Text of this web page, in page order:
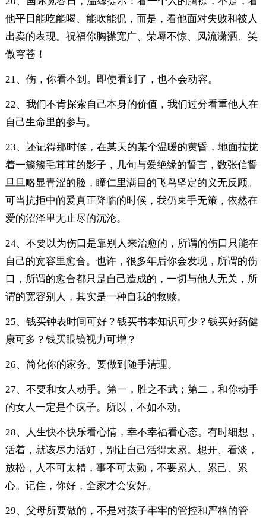
他平日能吃能喝、能吹能侃，而是，看他面对失败和被人
出卖的表现。祝福你胸襟宽广、荣辱不惊、风流潇洒、笑
傲穹苍！
21、伤，你看不到。即使看到了，也不会动容。
22、我们不肯探索自己本身的价值，我们过分看重他人在
自己生命里的参与。
23、还记得那时候，在某天的某个温暖的黄昏，地面拉拢
着一簇簇毛茸茸的影子，几句与爱绝缘的誓言，数张信誓
旦旦略显青涩的脸，瞳仁里满目的飞鸟坚定的义无反顾。
可当抗拒中的爱真正降临的时候，我仍束手无策，依然在
爱的沼泽里无止尽的沉沦。
24、不要以为伤口是靠别人来治愈的，所谓的伤口只能在
自己的宽容里愈合。也许，很多年后你会发现，所谓的伤
口，所谓的愈合都只是自己造成的，一切与他人无关，所
谓的宽容别人，其实是一种自我的救赎。
25、钱买钟表时间可好？钱买书本知识可少？钱买好药健
康可多？钱买眼镜视力可增？
26、简化你的家务。要做到随手清理。
27、不要和女人动手。第一，胜之不武；第二，和你动手
的女人一定是个疯子。所以，不如不动。
28、人生快不快乐看心情，幸不幸福看心态。有时细想，
活着，就该尽力活好，别让自己活得太累。想开、看淡，
放松，人不可太精，事不可太勤，不要累人、累己、累
心。记住，你好，全家才会安好。
29、父母所要做的，不是对孩子牢牢的管控和严格的管